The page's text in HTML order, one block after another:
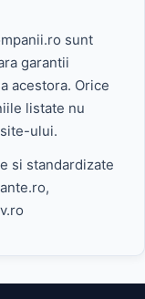
sunt
garantii
acestora. Orice
listate nu
ului.
si standardizate